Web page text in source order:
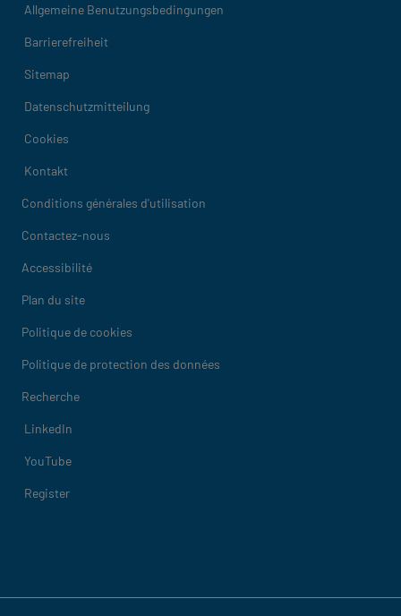
Allgemeine Benutzungsbedingungen
Barrierefreiheit
Sitemap
Datenschutzmitteilung
Cookies
Kontakt
Legal
Conditions générales d'utilisation
Contactez-nous
Accessibilité
Plan du site
Politique de cookies
Politique de protection des données
Recherche
Social
LinkedIn
YouTube
Register